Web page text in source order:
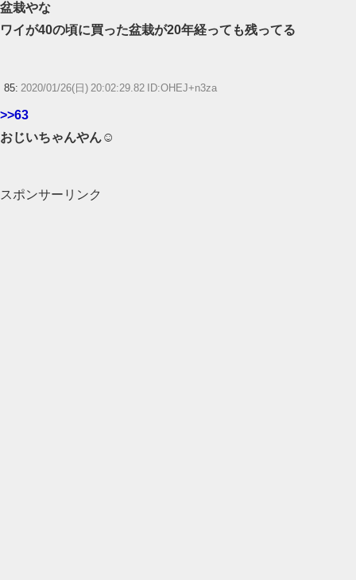
盆栽やな
ワイが40の頃に買った盆栽が20年経っても残ってる
85: 2020/01/26(日) 20:02:29.82 ID:OHEJ+n3za
>>63
おじいちゃんやん☺
スポンサーリンク